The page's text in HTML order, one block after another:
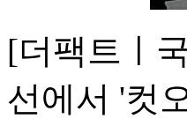
[더팩트ㅣ
선에서 '컷